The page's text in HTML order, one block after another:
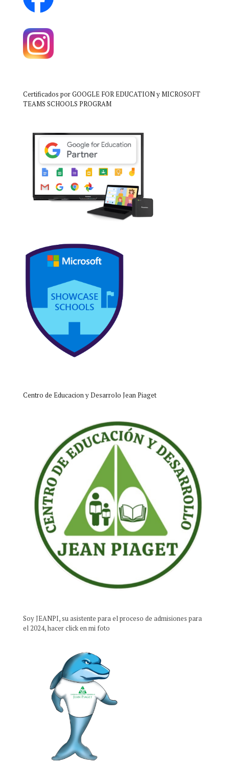
Certificados por GOOGLE FOR EDUCATION y MICROSOFT
TEAMS SCHOOLS PROGRAM
Centro de Educacion y Desarrolo Jean Piaget
Soy JEANPI, su asistente para el proceso de admisiones para
el 2024, hacer click en mi foto